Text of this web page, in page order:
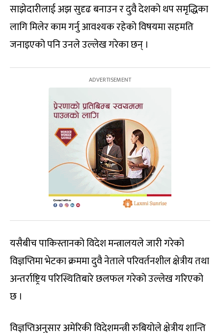
साझेदारीलाई अझ सुदृढ बनाउन र दुवै देशको थप समृद्धिका
लागि मिलेर काम गर्नु आवश्यक रहेको विषयमा सहमति
जनाइएको पनि उनले उल्लेख गरेका छन् ।
यसैबीच पाकिस्तानको विदेश मन्त्रालयले जारी गरेको
विज्ञप्तिमा भेटका क्रममा दुवै नेताले परिवर्तनशील क्षेत्रीय तथा
अन्तर्राष्ट्रिय परिस्थितिबारे छलफल गरेको उल्लेख गरिएको
छ ।
विज्ञप्तिअनुसार अमेरिकी विदेशमन्त्री रुबियोले क्षेत्रीय शान्ति